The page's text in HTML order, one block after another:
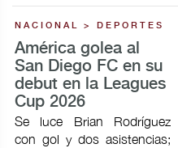
NACIONAL > DEPORTES
América golea al
San Diego FC en su
debut en la Leagues
Cup 2026
Se luce Brian Rodríguez
con gol y dos asistencias;